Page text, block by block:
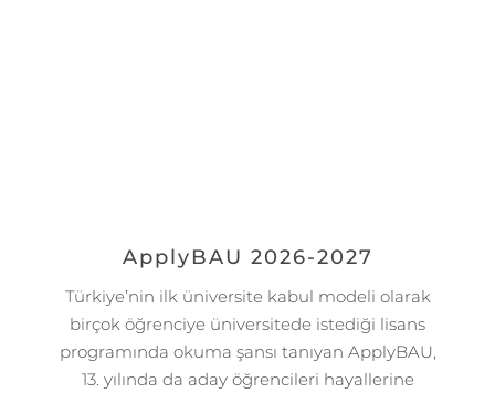
ApplyBAU 2026-2027
Türkiye’nin ilk üniversite kabul modeli olarak
birçok öğrenciye üniversitede istediği lisans
programında okuma şansı tanıyan ApplyBAU,
13. yılında da aday öğrencileri hayallerine